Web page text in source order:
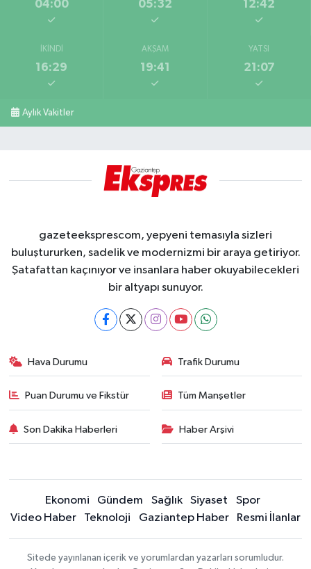
04:00 05:32 12:42
İKINDI
16:29
AKŞAM
19:41
YATSI
21:07
Aylık Vakitler
gazeteeksprescom, yepyeni temasıyla sizleri
buluştururken, sadelik ve modernizmi bir araya getiriyor.
Şatafattan kaçınıyor ve insanlara haber okuyabilecekleri
bir altyapı sunuyor.
Hava Durumu Trafik Durumu
Puan Durumu ve Fikstür Tüm Manşetler
Son Dakika Haberleri Haber Arşivi
Ekonomi Gündem Sağlık Siyaset
Spor
Video Haber
Teknoloji Gaziantep Haber Resmi İlanlar
Sitede yayınlanan içerik ve yorumlardan yazarları sorumludur.